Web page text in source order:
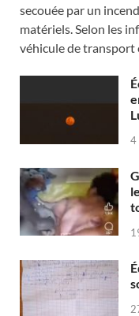
secouée par un
matériels. Selon les
véhicule de transport
4